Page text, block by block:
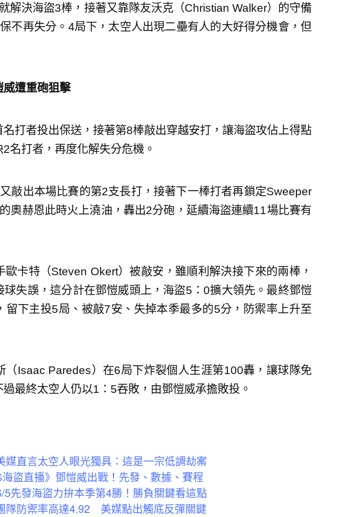
解決海盜3棒，接著又靠隊友沃克（Christian Walker）的守備
不再失分。4局下，太空人出現二壘有人的大好得分機會，但
遭重砲狙擊
打者投出保送，接著第8棒敲出穿越安打，讓海盜攻佔上得點
名打者，再度化解失分危機。
敲出本場比賽的第2支長打，接著下一棒打者再鎖定Sweeper
奧赫恩此時火上澆油，轟出2分砲，延續海盜連續11場比賽有
歐卡特（Steven Okert）被敲安，雖順利解決接下來的兩棒，
球失誤，這分計在鄧愷威頭上，海盜5：0擴大領先。最終鄧愷
留下主投5局、被敲7安、失掉本季最多的5分，防禦率上升至
（Isaac Paredes）在6局下炸裂個人生涯第100轟，讓球隊免
最終太空人仍以1：5吞敗，由鄧愷威承擔敗投。
媒直言太空人眼光獨具：這是一宗低調劫案
盜直播》鄧愷威出戰！先發、數據、賽程
先發海盜力拚本季第4勝！勝負關鍵看這點
隊防禦率高達4.92 美媒點出觸底反彈關鍵